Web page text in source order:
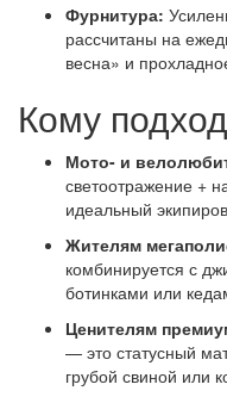
Фурнитура:
рассчитаны на
весна» и
Кому
Мото- и
светоотражение +
идеальный
Жителям
комбинируется с
ботинками или
Ценителям
— это статусный
грубой свиной или